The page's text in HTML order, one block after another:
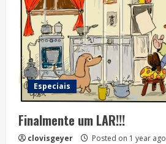
Imprensa
e
o
Mundo
Especiais
Finalmente um LAR!!!
clovisgeyer Posted on 1 year ago